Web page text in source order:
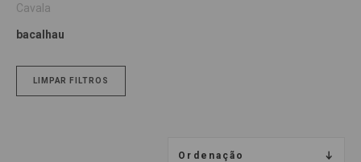
Cavala
bacalhau
LIMPAR FILTROS
Ordenação